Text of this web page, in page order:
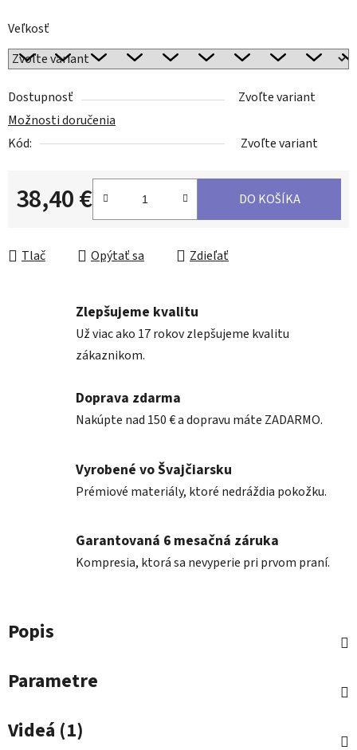
Veľkosť
Dostupnosť
Zvoľte variant
Možnosti doručenia
Kód:
Zvoľte variant
38,40 €
Jednotková cena:
DO KOŠÍKA
Tlač Opýtať sa Zdieľať
Zlepšujeme kvalitu
Už viac ako 17 rokov zlepšujeme kvalitu
zákaznikom.
Doprava zdarma
Nakúpte nad 150 € a dopravu máte ZADARMO.
Vyrobené vo Švajčiarsku
Prémiové materiály, ktoré nedráždia pokožku.
Garantovaná 6 mesačná záruka
Kompresia, ktorá sa nevyperie pri prvom praní.
Popis
Parametre
Videá (1)